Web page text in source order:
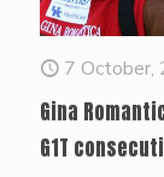
7 October,
Gina
G1T